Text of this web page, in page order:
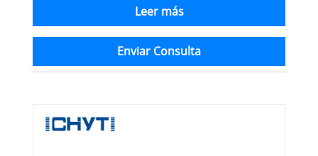
Leer más
Enviar Consulta